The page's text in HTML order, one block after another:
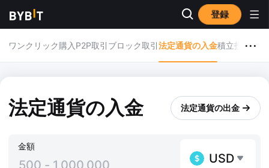
登録
ワンクリック購入 P2P取引 ブロック取引法定通貨の入金積立投資...
法定通貨の入金 法定通貨の出金
金額
USD